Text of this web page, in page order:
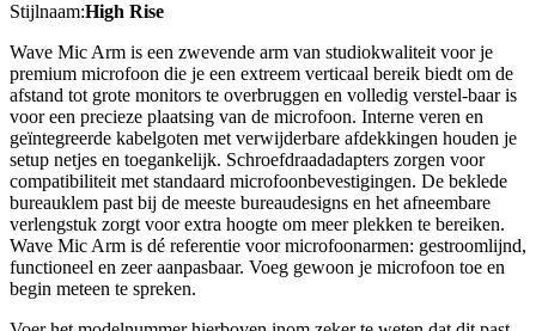
Stijlnaam:High Rise
Wave Mic Arm is een zwevende arm van studiokwaliteit voor je
premium microfoon die je een extreem verticaal bereik biedt om de
afstand tot grote monitors te overbruggen en volledig verstel-baar is
voor een precieze plaatsing van de microfoon. Interne veren en
geïntegreerde kabelgoten met verwijderbare afdekkingen houden je
setup netjes en toegankelijk. Schroefdraadadapters zorgen voor
compatibiliteit met standaard microfoonbevestigingen. De beklede
bureauklem past bij de meeste bureaudesigns en het afneembare
verlengstuk zorgt voor extra hoogte om meer plekken te bereiken.
Wave Mic Arm is dé referentie voor microfoonarmen: gestroomlijnd,
functioneel en zeer aanpasbaar. Voeg gewoon je microfoon toe en
begin meteen te spreken.